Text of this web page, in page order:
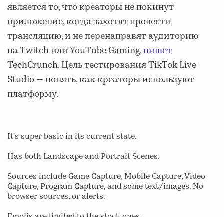
является то, что креаторы не покинут
приложение, когда захотят провести
трансляцию, и не перенаправят аудиторию
на Twitch или YouTube Gaming,пишет
TechCrunch. Цель тестирования TikTok Live
Studio — понять, как креаторы используют
платформу.
It's super basic in its current state.
Has both Landscape and Portrait Scenes.
Sources include Game Capture, Mobile Capture, Video
Capture, Program Capture, and some text/images. No
browser sources, or alerts.